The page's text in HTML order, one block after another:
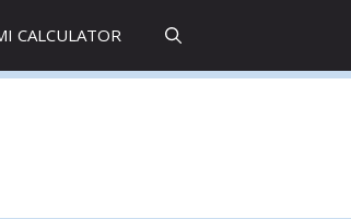
CALCULATOR